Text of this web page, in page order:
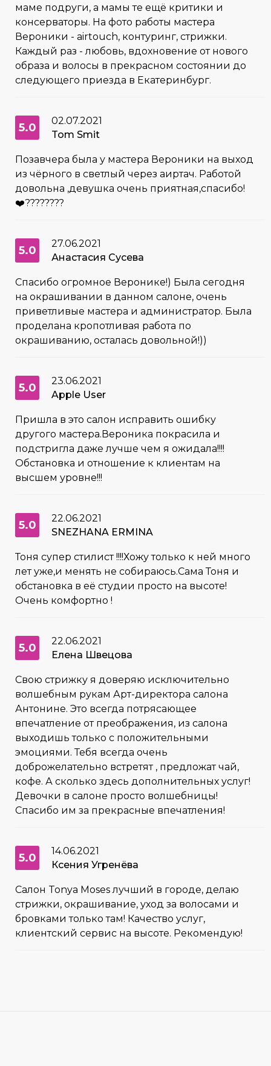
маме подруги, а мамы те ещё критики и
консерваторы. На фото работы мастера
Вероники - airtouch, контуринг, стрижки.
Каждый раз - любовь, вдохновение от нового
образа и волосы в прекрасном состоянии до
следующего приезда в Екатеринбург.
5.0
02.07.2021
Tom Smit
Позавчера была у мастера Вероники на выход
из чёрного в светлый через аиртач. Работой
довольна ,девушка очень приятная,спасибо!
❤️????????
5.0
27.06.2021
Анастасия Сусева
Спасибо огромное Веронике!) Была сегодня
на окрашивании в данном салоне, очень
приветливые мастера и администратор. Была
проделана кропотливая работа по
окрашиванию, осталась довольной!))
5.0
23.06.2021
Apple User
Пришла в это салон исправить ошибку
другого мастера.Вероника покрасила и
подстригла даже лучше чем я ожидала!!!!
Обстановка и отношение к клиентам на
высшем уровне!!!
5.0
22.06.2021
SNEZHANA ERMINA
Тоня супер стилист !!!!Хожу только к ней много
лет уже,и менять не собираюсь.Сама Тоня и
обстановка в её студии просто на высоте!
Очень комфортно !
5.0
22.06.2021
Елена Швецова
Свою стрижку я доверяю исключительно
волшебным рукам Арт-директора салона
Антонине. Это всегда потрясающее
впечатление от преображения, из салона
выходишь только с положительными
эмоциями. Тебя всегда очень
доброжелательно встретят , предложат чай,
кофе. А сколько здесь дополнительных услуг!
Девочки в салоне просто волшебницы!
Спасибо им за прекрасные впечатления!
5.0
14.06.2021
Ксения Угренёва
Салон Tonya Moses лучший в городе, делаю
стрижки, окрашивание, уход за волосами и
бровками только там! Качество услуг,
клиентский сервис на высоте. Рекомендую!